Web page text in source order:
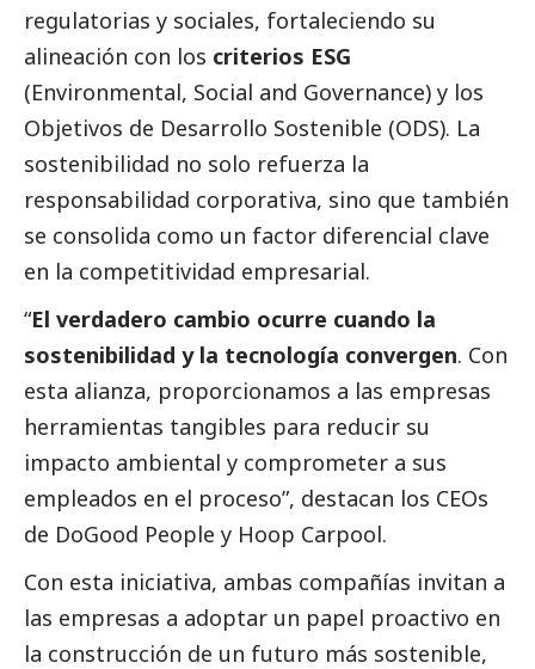
regulatorias y sociales, fortaleciendo su
alineación con los criterios ESG
(Environmental, Social and Governance) y los
Objetivos de Desarrollo Sostenible (ODS). La
sostenibilidad no solo refuerza la
responsabilidad corporativa, sino que también
se consolida como un factor diferencial clave
en la competitividad empresarial.
“El verdadero cambio ocurre cuando la
sostenibilidad y la tecnología convergen. Con
esta alianza, proporcionamos a las empresas
herramientas tangibles para reducir su
impacto ambiental y comprometer a sus
empleados en el proceso”, destacan los CEOs
de DoGood People y Hoop Carpool.
Con esta iniciativa, ambas compañías invitan a
las empresas a adoptar un papel proactivo en
la construcción de un futuro más sostenible,